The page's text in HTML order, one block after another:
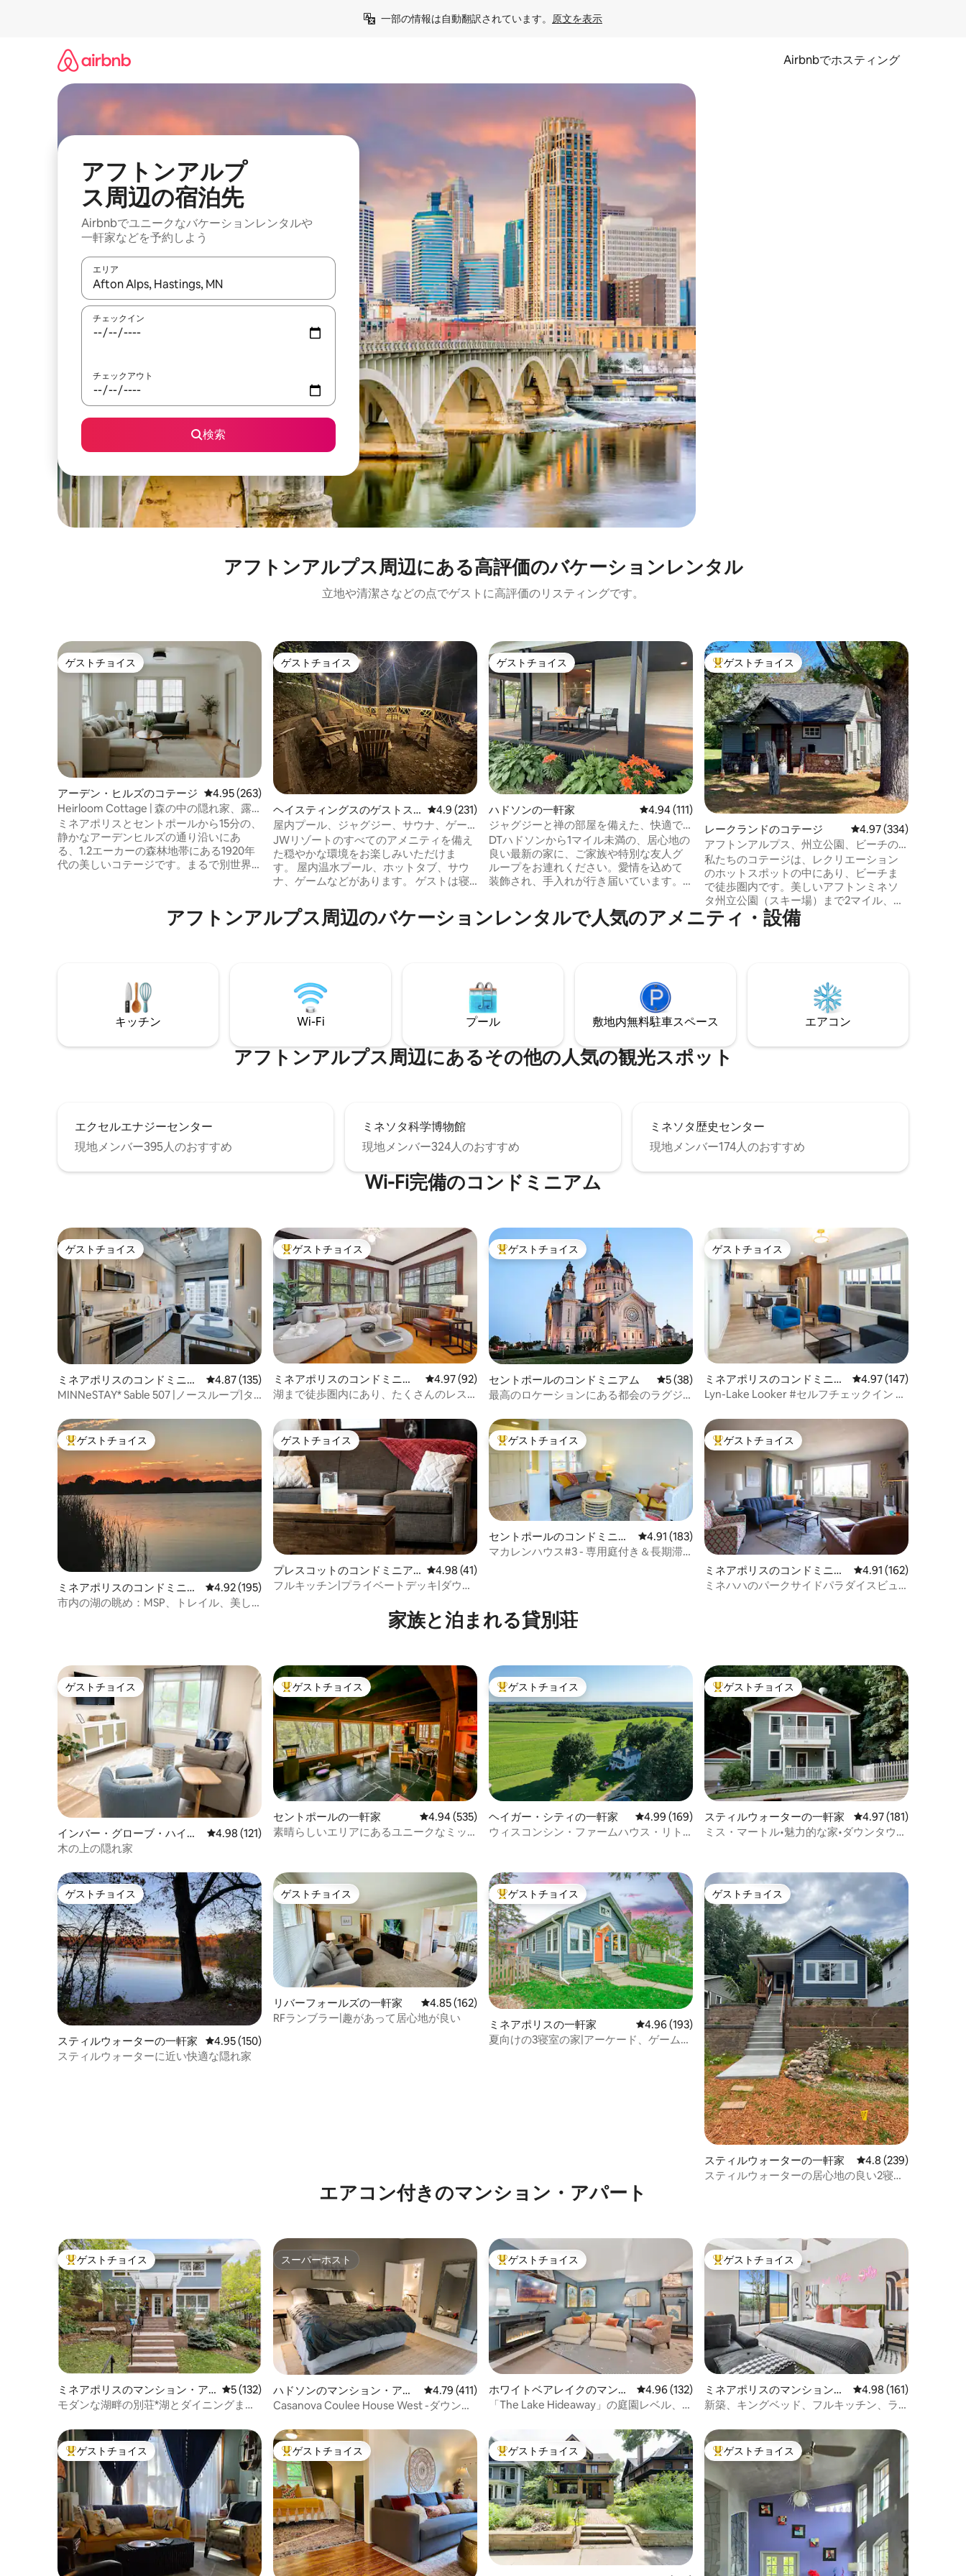
一部の情報は自動翻訳されています。 原文を表示
Airbnbでホスティング
アフトンアルプ
ス⁠周⁠辺⁠の宿⁠泊⁠先
Airbnbでユニークなバ⁠ケ⁠ー⁠シ⁠ョ⁠ンレ⁠ン⁠タ⁠ルや
一⁠軒⁠家な⁠ど⁠を予⁠約⁠し⁠よ⁠う
エリア
検索結果が表示されたら、上下の矢印キーを使って移動するか、画面をタッチまたはスワイプして検索結果を確認することができます。
チェックイン
チェックアウト
検索
アフトンアルプス⁠周⁠辺⁠に⁠あ⁠る高⁠評⁠価⁠のバ⁠ケ⁠ー⁠シ⁠ョ⁠ン⁠レ⁠ン⁠タ⁠ル
立地や清潔さなどの点でゲストに高評価のリスティングです。
ゲストチョイス
ゲストチョイス
アーデン・ヒルズのコテージ レビュー263件、5つ星中4.95つ星の平均評価
4.95 (263)
Heirloom Cottage | 森の中の隠れ家、露
天風呂、サウナ
ミネアポリスとセントポールから15分の、
静かなアーデンヒルズの通り沿いにあ
る、1.2エーカーの森林地帯にある1920年
代の美しいコテージです。まるで別世界
バーのある充実したキッチン、ガラス張
家族での週末、そしてゆっくり息を吸い
たい方のために作られています。ぜひお
越しください。
ゲストチョイス
ゲストチョイス
ヘイスティングスのゲストス
イート
レビュー231件、5つ星中4.9つ星の平均評価
4.9 (231)
屋内プール、ジャグジー、サウナ、ゲー
ムルーム
JWリゾートのすべてのアメニティを備え
た穏やかな環境をお楽しみいただけま
す。 屋内温水プール、ホットタブ、サウ
ナ、ゲームなどがあります。 ゲストは寝
す！ アフトンアルプス・スキーリゾート
がオープンしています！ わずか8分です。
り、退屈することはありません。 最大8名
様までご宿泊いただけます。専用キッチ
ン、ランドリー、専用バスルーム付き
ゲストチョイス
ゲストチョイス
ハドソンの一軒家 レビュー111件、5つ星中4.94つ星の平均評価
4.94 (111)
ジャグジーと禅の部屋を備えた、快適で
歴史ある3寝室の家
DTハドソンから1マイル未満の、居心地の
良い最新の家に、ご家族や特別な友人グ
ループをお連れください。愛情を込めて
装飾され、手入れが行き届いています。
飲みましょう。映画やゲームが楽しめる
快適なファミリールームや広い庭で過ご
策したりハイキングしたりしましょう。
必要なものはすべてここにあります。ハ
ドソンやサマーストリートリトリートを
離れたくなくなるかもしれません！
大好評のゲストチョイスです。
ゲストチョイス
レークランドのコテージ レビュー334件、5つ
4.97 (334)
アフトンアルプス、州立公園、ビーチの
近くにあるまるまる貸切の宿泊先
私たちのコテージは、レクリエーション
のホットスポットの中にあり、ビーチま
で徒歩圏内です。美しいアフトンミネソ
タ州立公園（スキー場）まで2マイル、ハ
ドソンウィスコンシン（ショッピング、
レストラン、ボートクルーズ、ライブミ
さんあり、川からわずか2ブロック、人気
のサイクリング/ウォーキングコースから1
ブロックのところにあります。 5名様が快
適にご宿泊いただけます。 舗装されてい
分にあります。
アフトンアルプス⁠周⁠辺⁠のバ⁠ケ⁠ー⁠シ⁠ョ⁠ン⁠レ⁠ン⁠タ⁠ル⁠で人⁠気⁠のア⁠メ⁠ニ⁠テ⁠ィ⁠・⁠設⁠備
キッチン Wi-Fi プール 敷地内無料駐⁠車ス⁠ペ⁠ー⁠ス エアコン
アフトンアルプス⁠周⁠辺⁠に⁠あ⁠るそ⁠の⁠他⁠の人⁠気⁠の観⁠光⁠ス⁠ポ⁠ッ⁠ト
エクセルエナジーセンター
現地メンバー395人のおすすめ
ミネソタ科学博物館
現地メンバー324人のおすすめ
ミネソタ歴史センター
現地メンバー174人のおすすめ
Wi-Fi完備のコンドミニアム
ゲストチョイス
ゲストチョイス
ミネアポリスのコンドミニア
ム
レビュー135件、5つ星中4.87つ星の平均評価
4.87 (135)
MINNeSTAY* Sable 507 |ノースループ|タ
大好評のゲストチョイスです。
ゲストチョイス
ミネアポリスのコンドミニア
ム
レビュー92件、5つ星中4.97つ星の平均評価
4.97 (92)
湖まで徒歩圏内にあり、たくさんのレス
大好評のゲストチョイスです。
ゲストチョイス
セントポールのコンドミニアム レビュー38件、5つ星中5つ星の平均評価
5 (38)
最高のロケーションにある都会のラグジ
ゲストチョイス
ゲストチョイス
ミネアポリスのコンドミニア
ム
レビュー147件、5つ
4.97 (147)
Lyn-Lake Looker #セルフチェックイン #
大好評のゲストチョイスです。
ゲストチョイス
ミネアポリスのコンドミニア
ム
レビュー195件、5つ星中4.92つ星の平均評価
4.92 (195)
市内の湖の眺め：MSP、トレイル、美し
ゲストチョイス
ゲストチョイス
プレスコットのコンドミニア
ム
レビュー41件、5つ星中4.98つ星の平均評価
4.98 (41)
フルキッチン|プライベートデッキ|ダウン
大好評のゲストチョイスです。
ゲストチョイス
セントポールのコンドミニア
ム
レビュー183件、5つ星中4.91つ星の平均評価
4.91 (183)
マカレンハウス#3 - 専用庭付き＆長期滞
大好評のゲストチョイスです。
ゲストチョイス
ミネアポリスのコンドミニア
ム
レビュー162件、5つ
4.91 (162)
ミネハハのパークサイドパラダイスビュ
家族と泊まれる貸別荘
ゲストチョイス
ゲストチョイス
インバー・グローブ・ハイツ
の一軒家
レビュー121件、5つ星中4.98つ星の平均評価
4.98 (121)
木の上の隠れ家
大好評のゲストチョイスです。
ゲストチョイス
セントポールの一軒家 レビュー535件、5つ星中4.94つ星の平均評価
4.94 (535)
素晴らしいエリアにあるユニークなミッ
大好評のゲストチョイスです。
ゲストチョイス
ヘイガー・シティの一軒家 レビュー169件、5つ星中4.99つ星の平均評価
4.99 (169)
ウィスコンシン・ファームハウス・リト
大好評のゲストチョイスです。
ゲストチョイス
スティルウォーターの一軒家 レビュー181件、5つ
4.97 (181)
ミス・マートル•魅力的な家•ダウンタウン
ゲストチョイス
ゲストチョイス
スティルウォーターの一軒家 レビュー150件、5つ星中4.95つ星の平均評価
4.95 (150)
スティルウォーターに近い快適な隠れ家
ゲストチョイス
ゲストチョイス
リバーフォールズの一軒家 レビュー162件、5つ星中4.85つ星の平均評価
4.85 (162)
RFランブラー|趣があって居心地が良い
大好評のゲストチョイスです。
ゲストチョイス
ミネアポリスの一軒家 レビュー193件、5つ星中4.96つ星の平均評価
4.96 (193)
夏向けの3寝室の家|アーケード、ゲームル
ゲストチョイス
ゲストチョイス
スティルウォーターの一軒家 レビュー239件、5つ
4.8 (239)
スティルウォーターの居心地の良い2寝室
エアコン付きのマンション・アパート
大好評のゲストチョイスです。
ゲストチョイス
ミネアポリスのマンション・ア
パート
レビュー132件、5つ星中5つ星の平均評価
5 (132)
モダンな湖畔の別荘*湖とダイニングまで
スーパーホスト
スーパーホスト
ハドソンのマンション・アパ
ート
レビュー411件、5つ星中4.79つ星の平均評価
4.79 (411)
Casanova Coulee House West -ダウンタ
大好評のゲストチョイスです。
ゲストチョイス
ホワイトベアレイクのマンシ
ョン・アパート
レビュー132件、5つ星中4.96つ星の平均評価
4.96 (132)
「The Lake Hideaway」の庭園レベル、
大好評のゲストチョイスです。
ゲストチョイス
ミネアポリスのマンション・
アパート
レビュー161件、5つ
4.98 (161)
新築、キングベッド、フルキッチン、ラ
大好評のゲストチョイスです。
ゲストチョイス 大好評のゲストチョイスです。
ゲストチョイス 大好評のゲストチョイスです。
ゲストチョイス 大好評のゲストチョイスです。
ゲストチョイス